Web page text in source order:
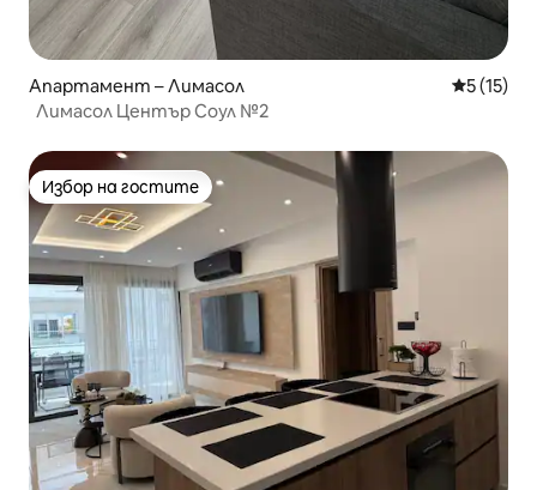
Апартамент – Лимасол Средна
5 (15)
Лимасол Център Соул №2
Избор на гостите
Избор на гостите